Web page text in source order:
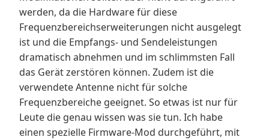
werden, da die Hardware für diese
Frequenzbereichserweiterungen nicht ausgelegt
ist und die Empfangs- und Sendeleistungen
dramatisch abnehmen und im schlimmsten Fall
das Gerät zerstören können. Zudem ist die
verwendete Antenne nicht für solche
Frequenzbereiche geeignet. So etwas ist nur für
Leute die genau wissen was sie tun. Ich habe
einen spezielle Firmware-Mod durchgeführt, mit